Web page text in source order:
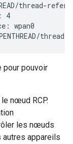
thread-
4
wpan0
pour pouvoir
nœud RCP.
les nœuds
autres appareils